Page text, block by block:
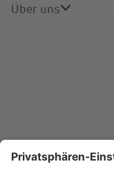
Über uns